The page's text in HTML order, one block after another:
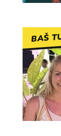
BAŠ